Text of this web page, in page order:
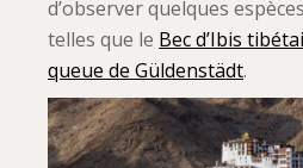
d’observer quelques
telles que le Bec d’Ibis
queue de Güldenstädt.